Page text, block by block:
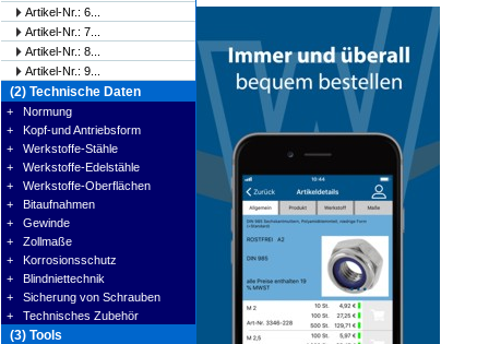
Artikel-Nr.: 6...
Artikel-Nr.: 7...
Artikel-Nr.: 8...
Artikel-Nr.: 9...
(2) Technische Daten
+ Normung
+ Kopf-und Antriebsform
+ Werkstoffe-Stähle
+ Werkstoffe-Edelstähle
+ Werkstoffe-Oberflächen
+ Bitaufnahmen
+ Gewinde
+ Zollmaße
+ Korrosionsschutz
+ Blindniettechnik
+ Sicherung von Schrauben
+ Technisches Zubehör
(3) Tools